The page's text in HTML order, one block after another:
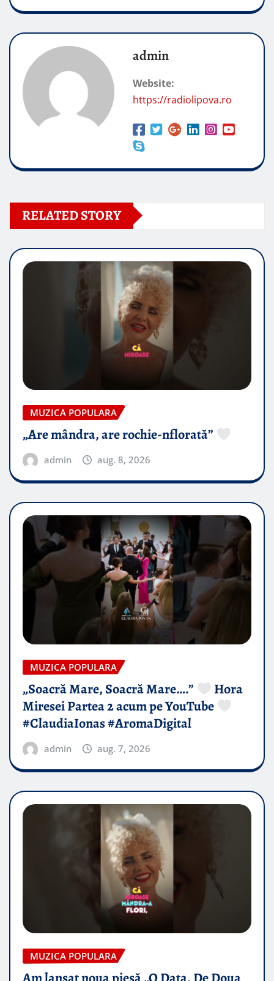
admin
Website:
https://radiolipova.ro
RELATED STORY
MUZICA POPULARA
„Are mândra, are rochie-nflorată”
admin aug. 8, 2026
MUZICA POPULARA
„Soacră Mare, Soacră Mare….”
Hora
Miresei Partea 2 acum pe YouTube
#ClaudiaIonas #AromaDigital
admin aug. 7, 2026
MUZICA POPULARA